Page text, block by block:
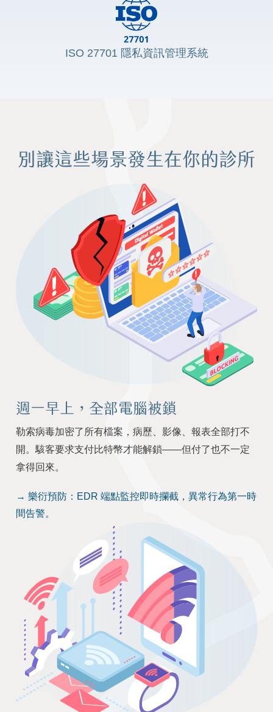
ISO 27701 隱私資訊管理系統
別讓這些場景發生在你的診所
週一早上，全部電腦被鎖
勒索病毒加密了所有檔案，病歷、影像、報表全部打不
開。駭客要求支付比特幣才能解鎖——但付了也不一定
拿得回來。
→ 樂衍預防：EDR 端點監控即時攔截，異常行為第一時
間告警。